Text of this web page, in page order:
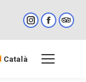
Instagram
in
Català